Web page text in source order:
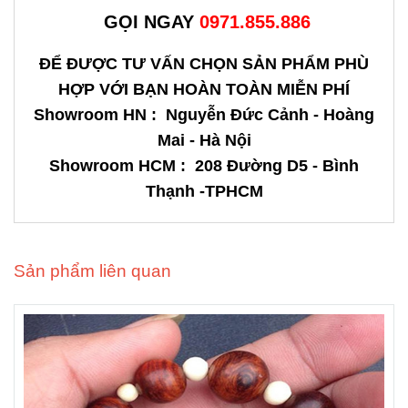
GỌI NGAY 0971.855.886
ĐỂ ĐƯỢC TƯ VẤN CHỌN SẢN PHẨM PHÙ
HỢP VỚI BẠN HOÀN TOÀN MIỄN PHÍ
Showroom HN : Nguyễn Đức Cảnh - Hoàng
Mai - Hà Nội
Showroom HCM : 208 Đường D5 - Bình
Thạnh -TPHCM
Sản phẩm liên quan